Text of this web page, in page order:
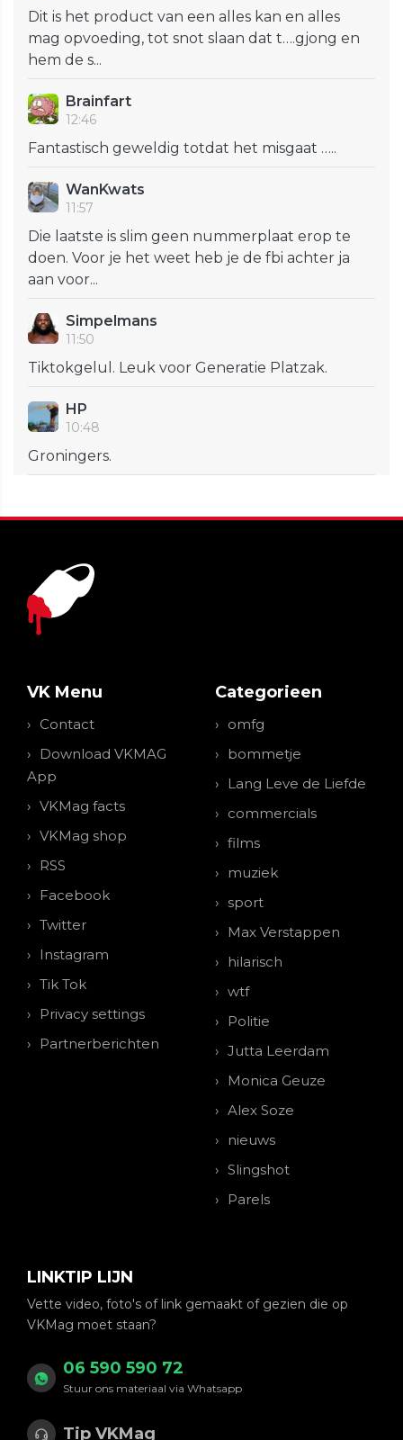
Dit is het product van een alles kan en alles
mag opvoeding, tot snot slaan dat t….gjong en
hem de s...
Brainfart
12:46
Fantastisch geweldig totdat het misgaat …..
WanKwats
11:57
Die laatste is slim geen nummerplaat erop te
doen. Voor je het weet heb je de fbi achter ja
aan voor...
Simpelmans
11:50
Tiktokgelul. Leuk voor Generatie Platzak.
HP
10:48
Groningers.
VK Menu
Contact
Download VKMAG
App
VKMag facts
VKMag shop
RSS
Facebook
Twitter
Instagram
Tik Tok
Privacy settings
Partnerberichten
Categorieen
omfg
bommetje
Lang Leve de Liefde
commercials
films
muziek
sport
Max Verstappen
hilarisch
wtf
Politie
Jutta Leerdam
Monica Geuze
Alex Soze
nieuws
Slingshot
Parels
LINKTIP LIJN
Vette video, foto's of link gemaakt of gezien die op
VKMag moet staan?
06 590 590 72
Stuur ons materiaal via Whatsapp
Tip VKMag